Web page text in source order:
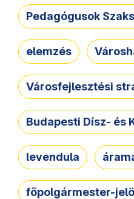
Pedagógusok
elemzés
Városfejlesztési
Budapesti Dísz- és
levendula
főpolgármester-